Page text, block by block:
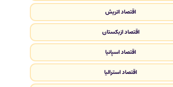
اقتصاد اتریش
اقتصاد ازبکستان
اقتصاد اسپانیا
اقتصاد استرالیا